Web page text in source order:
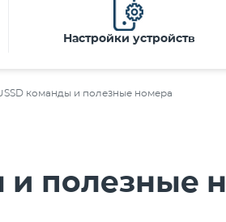
Настройки устройств
команды и полезные номера
и полезные